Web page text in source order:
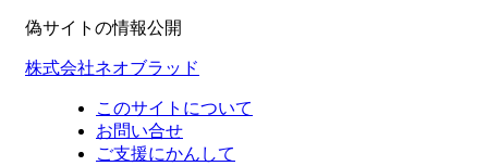
偽サイトの情報公開
株式会社ネオブラッド
このサイトについて
お問い合せ
ご支援にかんして